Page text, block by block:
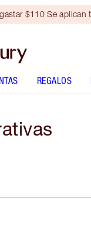
$110 Se
REGALOS